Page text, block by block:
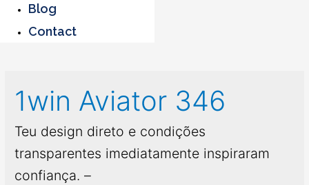
Blog
Contact
1win Aviator 346
Teu design direto e condições
transparentes imediatamente inspiraram
confiança. –